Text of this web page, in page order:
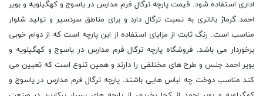
اداری استفاده شود. قیمت پارچه ترگال فرم مدارس در یاسوج و کهگیلویه و بویر
احمد گرماژ بالاتری به نسبت ترگال دارد و برای مناطق سردسیر و تولید شلوار
مناسب است. رنگ ثابت از مزایای استفاده از این پارچه است که از دوام خوبی
برخوردار می باشد. فروشگاه پارچه ترگال فرم مدارس در یاسوج و کهگیلویه و
بویر احمد جنس و طرح های مختلفی را دارند و همین تنوع است که تعیین می
کند مناسب دوخت چه لباس هایی باشند. پارچه ترگال فرم مدارس در یاسوج و